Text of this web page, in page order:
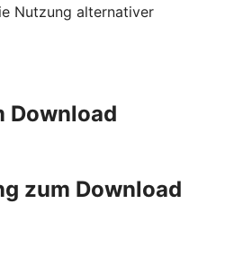
Nutzung alternativer
Download
zum Download